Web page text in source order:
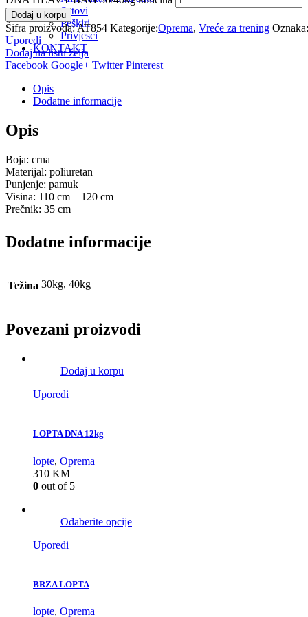
Satovi
Peškiri
Privjesci
KONTAKT
Dodaj u korpu
Šifra proizvoda:AT854 Kategorije:Oprema, Vreće za trening Oznaka:
Uporedi
Dodaj na listu želja
Facebook Google+ Twitter Pinterest
Opis
Dodatne informacije
Opis
Boja: crna
Materijal: poliuretan
Punjenje: pamuk
Visina: 110 cm – 120 cm
Prečnik: 35 cm
Dodatne informacije
Težina 30kg, 40kg
Povezani proizvodi
Dodaj u korpu
Uporedi
LOPTA DNA 12kg
lopte, Oprema
310 KM
0 out of 5
Odaberite opcije
Uporedi
BRZA LOPTA
lopte, Oprema